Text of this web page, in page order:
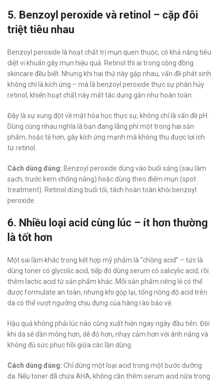
5. Benzoyl peroxide và retinol – cặp đôi
triệt tiêu nhau
Benzoyl peroxide là hoạt chất trị mụn quen thuộc, có khả năng tiêu
diệt vi khuẩn gây mụn hiệu quả. Retinol thì ai trong cộng đồng
skincare đều biết. Nhưng khi hai thứ này gặp nhau, vấn đề phát sinh
không chỉ là kích ứng – mà là benzoyl peroxide thực sự phân hủy
retinol, khiến hoạt chất này mất tác dụng gần như hoàn toàn.
Đây là sự xung đột về mặt hóa học thực sự, không chỉ là vấn đề pH.
Dùng cùng nhau nghĩa là bạn đang lãng phí một trong hai sản
phẩm, hoặc tệ hơn, gây kích ứng mạnh mà không thu được lợi ích
từ retinol.
Cách dùng đúng: Benzoyl peroxide dùng vào buổi sáng (sau làm
sạch, trước kem chống nắng) hoặc dùng theo điểm mụn (spot
treatment). Retinol dùng buổi tối, tách hoàn toàn khỏi benzoyl
peroxide.
6. Nhiều loại acid cùng lúc – ít hơn thường
là tốt hơn
Một sai lầm khác trong kết hợp mỹ phẩm là “chồng acid” – tức là
dùng toner có glycolic acid, tiếp đó dùng serum có salicylic acid, rồi
thêm lactic acid từ sản phẩm khác. Mỗi sản phẩm riêng lẻ có thể
được formulate an toàn, nhưng khi gộp lại, tổng nồng độ acid trên
da có thể vượt ngưỡng chịu đựng của hàng rào bảo vệ.
Hậu quả không phải lúc nào cũng xuất hiện ngay ngày đầu tiên. Đôi
khi da sẽ dần mỏng hơn, dễ đỏ hơn, nhạy cảm hơn với ánh nắng và
không đủ sức phục hồi giữa các lần dùng.
Cách dùng đúng: Chỉ dùng một loại acid trong một bước dưỡng
da. Nếu toner đã chứa AHA, không cần thêm serum acid nữa trong